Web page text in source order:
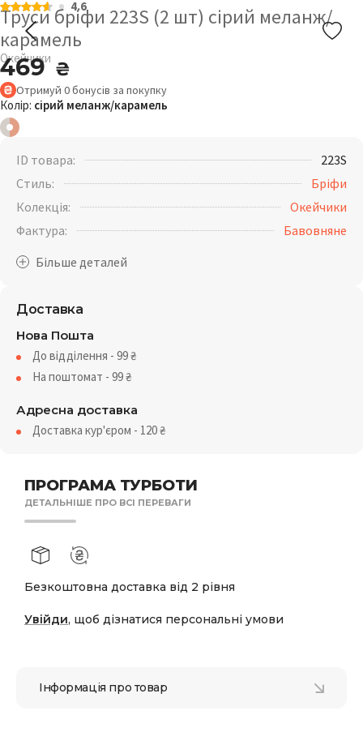
4.6
Труси бріфи 223S (2 шт) сірий меланж/
карамель
Окейчики
469 ₴
Отримуй 0бонусів за покупку
Колір: сірий меланж/карамель
ПРОГРАМА ТУРБОТИ
ДЕТАЛЬНІШЕ ПРО ВСІ ПЕРЕВАГИ
Безкоштовна доставка від 2 рівня
Увійди, щоб дізнатися персональні умови
ID товара:
223S
Стиль:
Бріфи
Колекція:
Окейчики
Фактура:
Бавовняне
Доставка
Нова Пошта
До відділення - 99₴
На поштомат - 99₴
Адресна доставка
Доставка кур'єром - 120₴
Інформація про товар